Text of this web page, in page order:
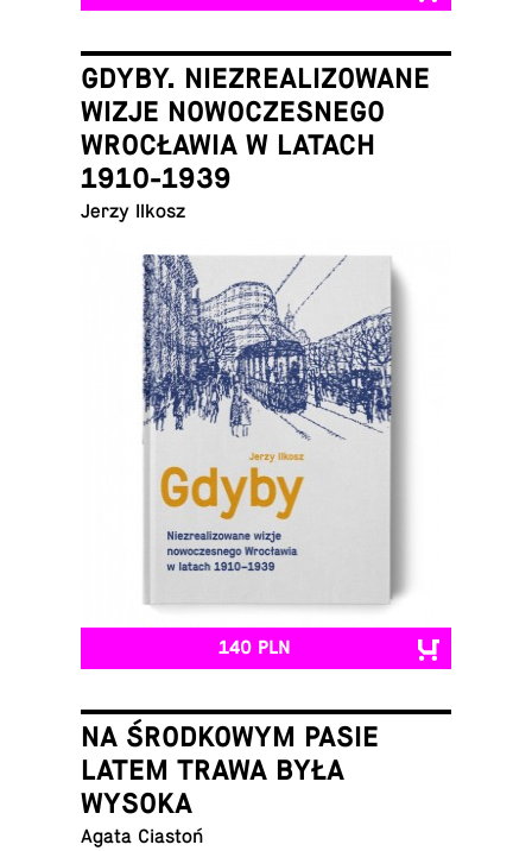
GDYBY. NIEZREALIZOWANE
WIZJE NOWOCZESNEGO
WROCŁAWIA W LATACH
1910-1939
Jerzy Ilkosz
140 PLN
NA ŚRODKOWYM PASIE
LATEM TRAWA BYŁA
WYSOKA
Agata Ciastoń